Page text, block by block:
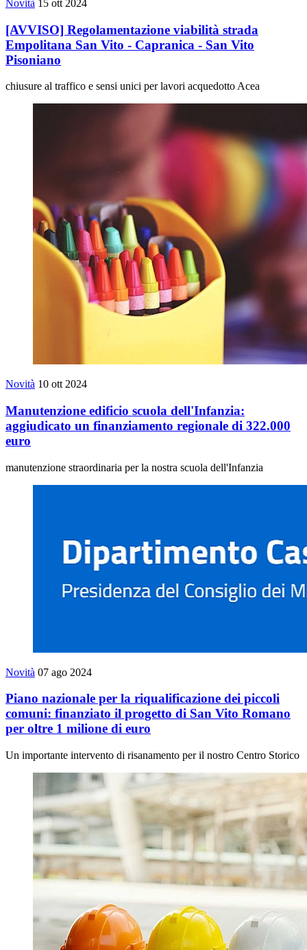
Novità 15 ott 2024
[AVVISO] Regolamentazione viabilità strada
Empolitana San Vito - Capranica - San Vito
Pisoniano
chiusure al traffico e sensi unici per lavori acquedotto Acea
Novità 10 ott 2024
Manutenzione edificio scuola dell'Infanzia:
aggiudicato un finanziamento regionale di 322.000
euro
manutenzione straordinaria per la nostra scuola dell'Infanzia
Novità 07 ago 2024
Piano nazionale per la riqualificazione dei piccoli
comuni: finanziato il progetto di San Vito Romano
per oltre 1 milione di euro
Un importante intervento di risanamento per il nostro Centro Storico